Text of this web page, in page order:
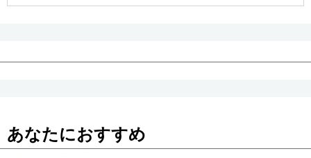
あなたにおすすめ